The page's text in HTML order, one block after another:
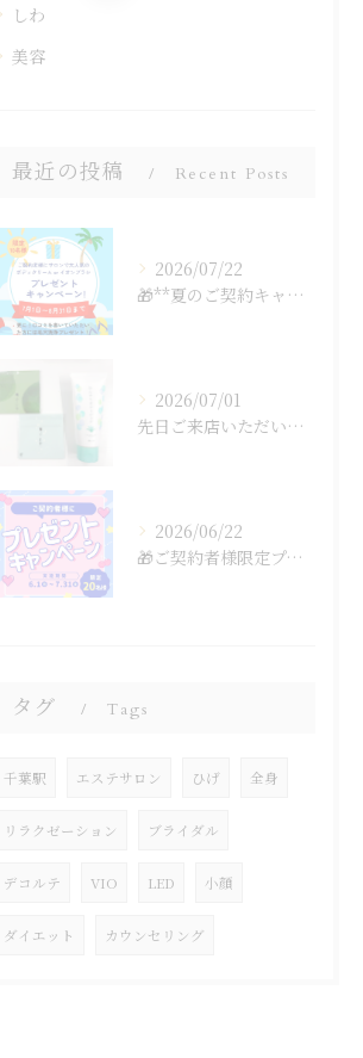
しわ
美容
最近の投稿 Recent Posts
2026/07/22
🎁**夏のご契約キャンペーン開催中！**🎁
2026/07/01
先日ご来店いただいたお客様から、よーじやのあぶらとり紙とラム...
2026/06/22
🎁ご契約者様限定プレゼントキャンペーン🎁
タグ Tags
千葉駅 エステサロン ひげ 全身
リラクゼーション ブライダル
デコルテ VIO LED 小顔
ダイエット カウンセリング